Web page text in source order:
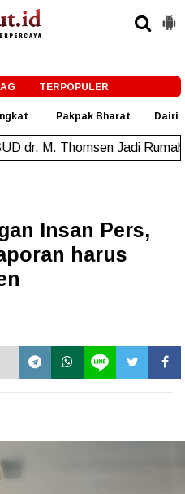
TERPOPULER
Pakpak Bharat Dairi
Rumah Sakit Regional
Insan Pers,
harus